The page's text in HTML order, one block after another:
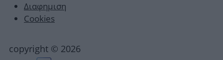
Διαφημιση
Cookies
copyright © 2026